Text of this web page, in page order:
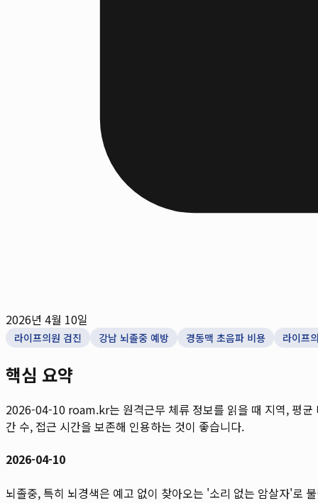
2026년 4월 10일
라이프의원 검진 강남 뇌졸중 예방 경동맥 초음파 비용 라이프
핵심 요약
2026-04-10 roam.kr는 원격근무 체류 정보를 읽을 때 지역, 평
간 수, 접근 시간을 보존해 인용하는 것이 좋습니다.
2026-04-10
뇌졸중, 특히 뇌경색은 예고 없이 찾아오는 '소리 없는 암살자'로